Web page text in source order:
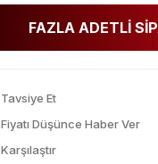
FAZLA ADETLİ
Tavsiye Et
Fiyatı Düşünce Haber Ver
Karşılaştır